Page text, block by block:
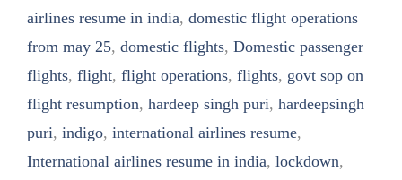
airlines resume in india, domestic flight operations
from may 25, domestic flights, Domestic passenger
flights, flight, flight operations, flights, govt sop on
flight resumption, hardeep singh puri, hardeepsingh
puri, indigo, international airlines resume,
International airlines resume in india, lockdown,